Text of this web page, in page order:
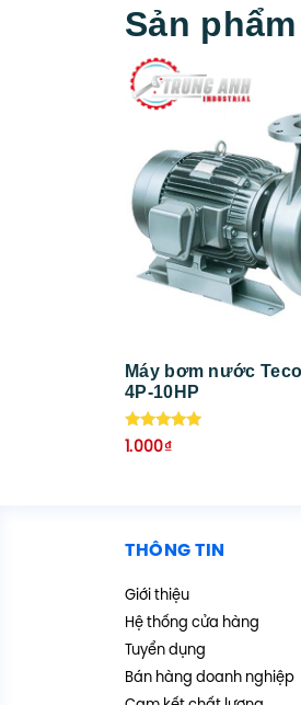
Sản
Máy bơm nước
4P-10HP
Được xếp
hạng
1.000₫
THÔNG TIN
Giới thiệu
Hệ thống cửa hàng
Tuyển dụng
Bán hàng doanh nghiệp